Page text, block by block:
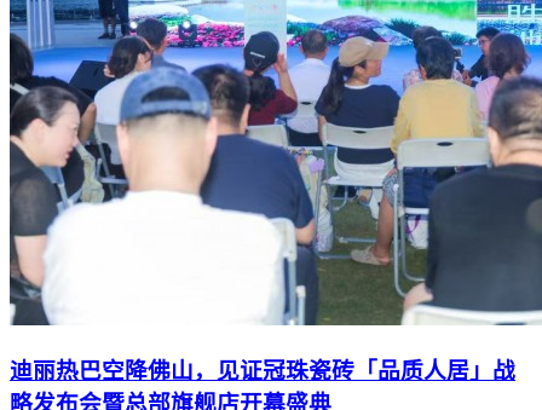
迪丽热巴空降佛山，见证冠珠瓷砖「品质人居」战
略发布会暨总部旗舰店开幕盛典